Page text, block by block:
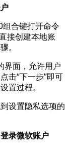
合键打开命令
接创建本地账
。
界面，允许用户
击“下一步”即可
置过程。
设置隐私选项的
录微软账户